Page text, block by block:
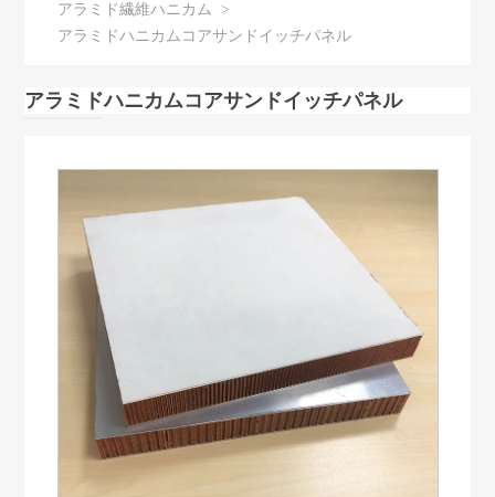
アラミド繊維ハニカム
>
アラミドハニカムコアサンドイッチパネル
アラミドハニカムコアサンドイッチパネル